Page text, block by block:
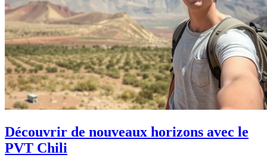
Découvrir de nouveaux horizons avec le
PVT Chili